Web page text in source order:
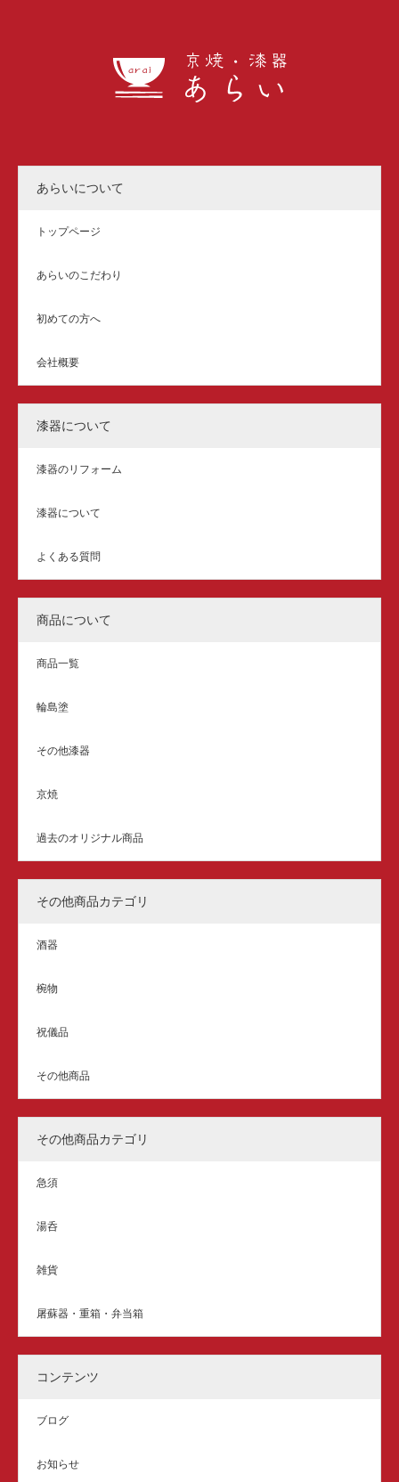
あらいについて
トップページ
あらいのこだわり
初めての方へ
会社概要
漆器について
漆器のリフォーム
漆器について
よくある質問
商品について
商品一覧
輪島塗
その他漆器
京焼
過去のオリジナル商品
その他商品カテゴリ
酒器
椀物
祝儀品
その他商品
その他商品カテゴリ
急須
湯呑
雑貨
屠蘇器・重箱・弁当箱
コンテンツ
ブログ
お知らせ